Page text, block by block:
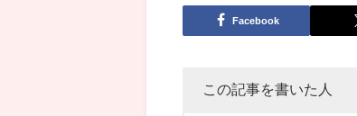
Facebook
この記事を書いた人